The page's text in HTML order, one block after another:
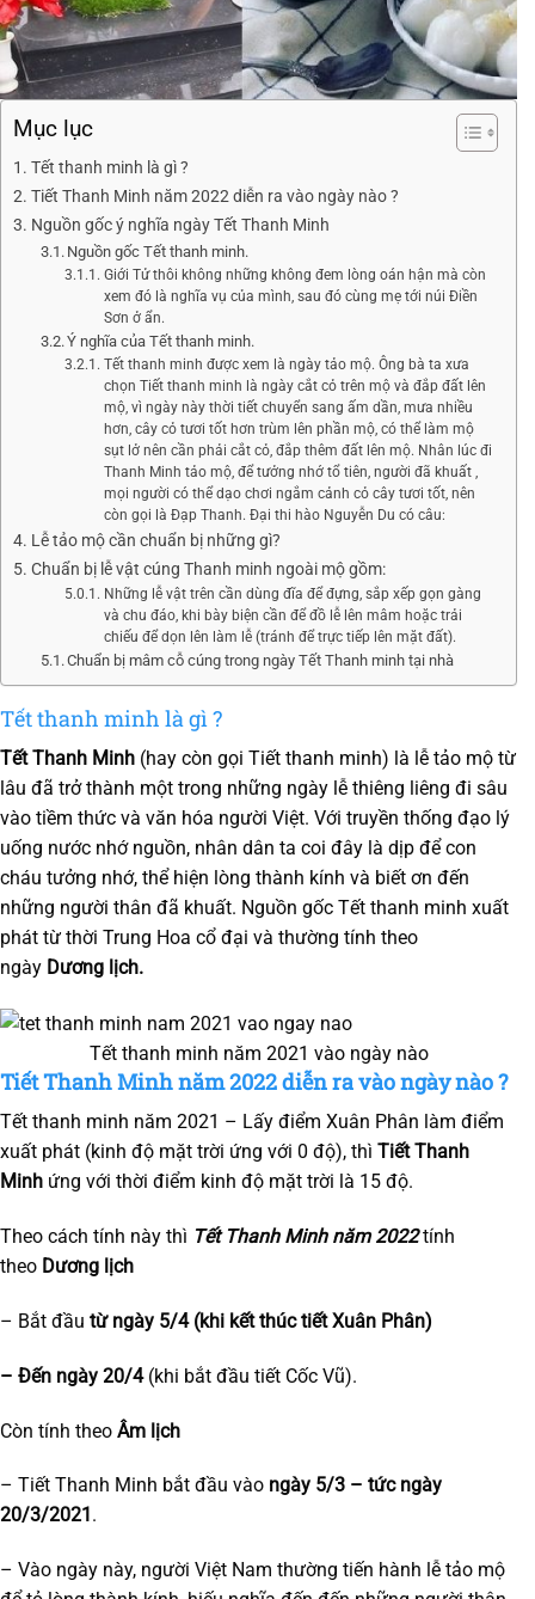
Mục lục
Tết thanh minh là gì ?
Tiết Thanh Minh năm 2022 diễn ra vào ngày nào ?
Nguồn gốc ý nghĩa ngày Tết Thanh Minh
Nguồn gốc Tết thanh minh.
Giới Tử thôi không những không đem lòng oán hận mà còn
xem đó là nghĩa vụ của mình, sau đó cùng mẹ tới núi Điền
Sơn ở ẩn.
Ý nghĩa của Tết thanh minh.
Tết thanh minh được xem là ngày tảo mộ. Ông bà ta xưa
chọn Tiết thanh minh là ngày cắt cỏ trên mộ và đắp đất lên
mộ, vì ngày này thời tiết chuyển sang ấm dần, mưa nhiều
hơn, cây cỏ tươi tốt hơn trùm lên phần mộ, có thể làm mộ
sụt lở nên cần phải cắt cỏ, đắp thêm đất lên mộ. Nhân lúc đi
Thanh Minh tảo mộ, để tưởng nhớ tổ tiên, người đã khuất ,
mọi người có thể dạo chơi ngắm cảnh cỏ cây tươi tốt, nên
còn gọi là Đạp Thanh. Đại thi hào Nguyễn Du có câu:
Lễ tảo mộ cần chuẩn bị những gì?
Chuẩn bị lễ vật cúng Thanh minh ngoài mộ gồm:
Những lễ vật trên cần dùng đĩa để đựng, sắp xếp gọn gàng
và chu đáo, khi bày biện cần để đồ lễ lên mâm hoặc trải
chiếu để dọn lên làm lễ (tránh để trực tiếp lên mặt đất).
Chuẩn bị mâm cỗ cúng trong ngày Tết Thanh minh tại nhà
Tết thanh minh là gì ?
Tết Thanh Minh (hay còn gọi Tiết thanh minh) là lễ tảo mộ từ
lâu đã trở thành một trong những ngày lễ thiêng liêng đi sâu
vào tiềm thức và văn hóa người Việt. Với truyền thống đạo lý
uống nước nhớ nguồn, nhân dân ta coi đây là dịp để con
cháu tưởng nhớ, thể hiện lòng thành kính và biết ơn đến
những người thân đã khuất. Nguồn gốc Tết thanh minh xuất
phát từ thời Trung Hoa cổ đại và thường tính theo
ngày Dương lịch.
Tết thanh minh năm 2021 vào ngày nào
Tiết Thanh Minh năm 2022 diễn ra vào ngày nào ?
Tết thanh minh năm 2021 – Lấy điểm Xuân Phân làm điểm
xuất phát (kinh độ mặt trời ứng với 0 độ), thì Tiết Thanh
Minh ứng với thời điểm kinh độ mặt trời là 15 độ.
Theo cách tính này thì Tết Thanh Minh năm 2022tính
theo Dương lịch
– Bắt đầu từ ngày 5/4 (khi kết thúc tiết Xuân Phân)
– Đến ngày 20/4(khi bắt đầu tiết Cốc Vũ).
Còn tính theo Âm lịch
– Tiết Thanh Minh bắt đầu vào ngày 5/3 – tức ngày
20/3/2021 .
– Vào ngày này, người Việt Nam thường tiến hành lễ tảo mộ